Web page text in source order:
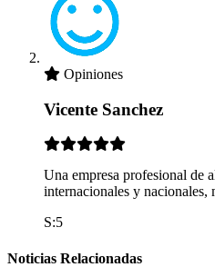
Opiniones
Vicente Sanchez
Una empresa profesional de
internacionales y nacionales,
S:5
Noticias Relacionadas